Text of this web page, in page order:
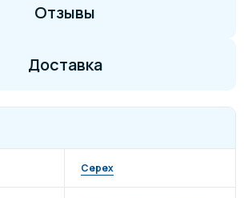
Отзывы
Доставка
Cepex